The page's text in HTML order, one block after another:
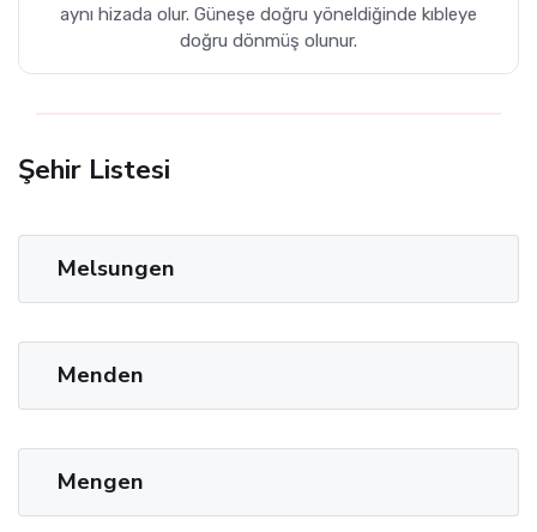
aynı hizada olur. Güneşe doğru yöneldiğinde kıbleye
doğru dönmüş olunur.
Şehir Listesi
Melsungen
Menden
Mengen